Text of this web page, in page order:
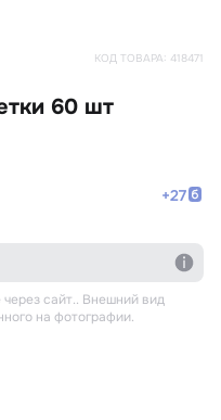
КОД ТОВАРА: 418471
60 шт
+27
сайт.. Внешний вид
на фотографии.